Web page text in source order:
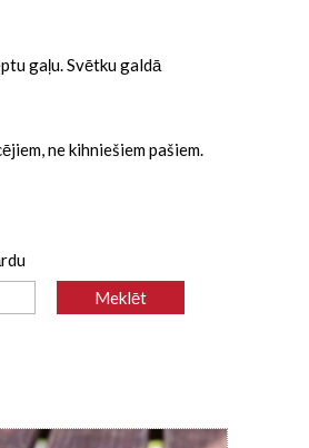
gaļu. Svētku galdā
ne kihniešiem pašiem.